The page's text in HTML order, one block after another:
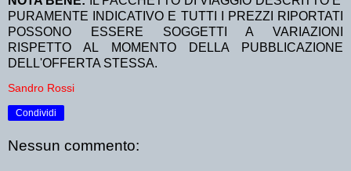
PURAMENTE INDICATIVO E TUTTI I PREZZI RIPORTATI
POSSONO ESSERE SOGGETTI A VARIAZIONI
RISPETTO AL MOMENTO DELLA PUBBLICAZIONE
DELL'OFFERTA STESSA.
Sandro Rossi
Condividi
Nessun commento: